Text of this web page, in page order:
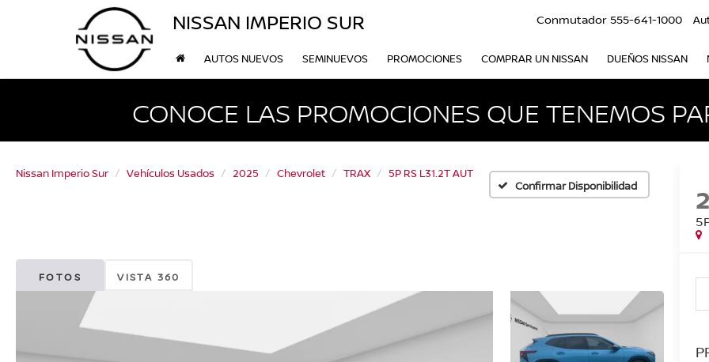
NISSAN IMPERIO SUR Conmutador 555-641-1000
AUTOS NUEVOS SEMINUEVOS PROMOCIONES COMPRAR UN NISSAN DUEÑOS NISSAN
CONOCE LAS PROMOCIONES QUE TENEMOS
Nissan Imperio Sur Vehículos Usados 2025 Chevrolet TRAX
5P RS L31.2T AUT
Confirmar Disponibilidad
FOTOS VISTA 360